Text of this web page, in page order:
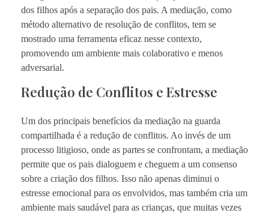
dos filhos após a separação dos pais. A mediação, como
método alternativo de resolução de conflitos, tem se
mostrado uma ferramenta eficaz nesse contexto,
promovendo um ambiente mais colaborativo e menos
adversarial.
Redução de Conflitos e Estresse
Um dos principais benefícios da mediação na guarda
compartilhada é a redução de conflitos. Ao invés de um
processo litigioso, onde as partes se confrontam, a mediação
permite que os pais dialoguem e cheguem a um consenso
sobre a criação dos filhos. Isso não apenas diminui o
estresse emocional para os envolvidos, mas também cria um
ambiente mais saudável para as crianças, que muitas vezes